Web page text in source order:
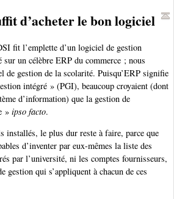
d’acheter le bon logiciel
fit l’emplette d’un logiciel de gestion
sur un célèbre ERP du commerce ; nous
de gestion de la scolarité. Puisqu’ERP signifie
intégré » (PGI), beaucoup croyaient (dont
d’information) que la gestion de
» ipso facto.
installés, le plus dur reste à faire, parce que
d’inventer par eux-mêmes la liste des
par l’université, ni les comptes fournisseurs,
gestion qui s’appliquent à chacun de ces